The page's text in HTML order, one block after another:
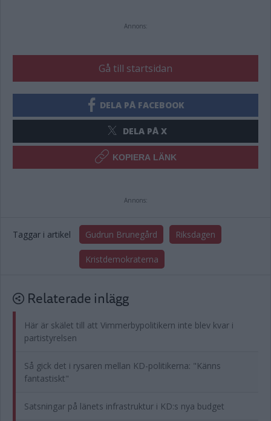
Annons:
Gå till startsidan
DELA PÅ FACEBOOK
DELA PÅ X
KOPIERA LÄNK
Annons:
Taggar i artikel Gudrun Brunegård Riksdagen
Kristdemokraterna
Relaterade inlägg
Här är skälet till att Vimmerbypolitikern inte blev kvar i
partistyrelsen
Så gick det i rysaren mellan KD-politikerna: "Känns
fantastiskt"
Satsningar på länets infrastruktur i KD:s nya budget